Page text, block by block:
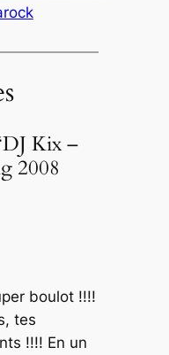
Kix –
2008
boulot !!!!
tes
!!!! En un